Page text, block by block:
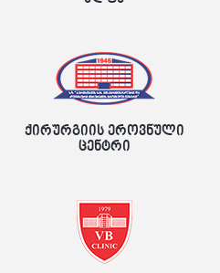
ქირურგიის ეროვნული
ცენტრი